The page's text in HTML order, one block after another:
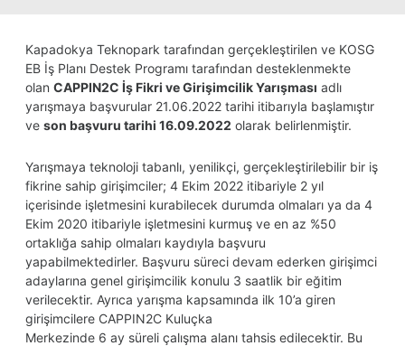
Kapadokya Teknopark tarafından gerçekleştirilen ve KOSG
EB İş Planı Destek Programı tarafından desteklenmekte
olan CAPPIN2C İş Fikri ve Girişimcilik Yarışması adlı
yarışmaya başvurular 21.06.2022 tarihi itibarıyla başlamıştır
ve son başvuru tarihi 16.09.2022 olarak belirlenmiştir.
Yarışmaya teknoloji tabanlı, yenilikçi, gerçekleştirilebilir bir iş
fikrine sahip girişimciler; 4 Ekim 2022 itibariyle 2 yıl
içerisinde işletmesini kurabilecek durumda olmaları ya da 4
Ekim 2020 itibariyle işletmesini kurmuş ve en az %50
ortaklığa sahip olmaları kaydıyla başvuru
yapabilmektedirler. Başvuru süreci devam ederken girişimci
adaylarına genel girişimcilik konulu 3 saatlik bir eğitim
verilecektir. Ayrıca yarışma kapsamında ilk 10’a giren
girişimcilere CAPPIN2C Kuluçka
Merkezinde 6 ay süreli çalışma alanı tahsis edilecektir. Bu